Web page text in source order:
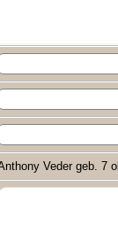
Veder geb. 7